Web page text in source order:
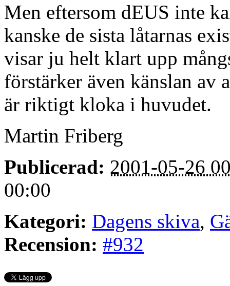
Men eftersom dEUS inte
kanske de sista låtarnas
visar ju helt klart upp
förstärker även känslan av
är riktigt kloka i huvudet.
Martin Friberg
Publicerad: 2001-05-26
00:00
Kategori: Dagens skiva,
Recension: #932